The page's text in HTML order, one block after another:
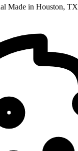
Made in Houston, TX